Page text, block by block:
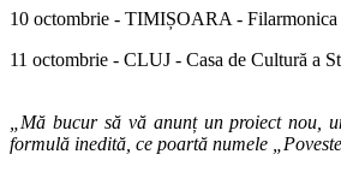
10 octombrie - TIMIȘOARA - Filarmonica
11 octombrie - CLUJ - Casa de Cultură a
„Mă bucur să vă anunț un proiect nou,
formulă inedită, ce poartă numele